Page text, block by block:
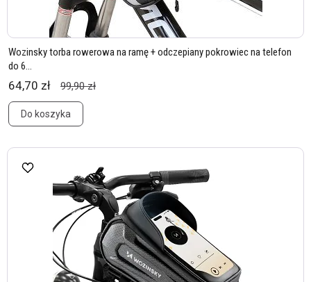
Wozinsky torba rowerowa na ramę + odczepiany pokrowiec na telefon
do 6...
64,70 zł 99,90 zł
Do koszyka